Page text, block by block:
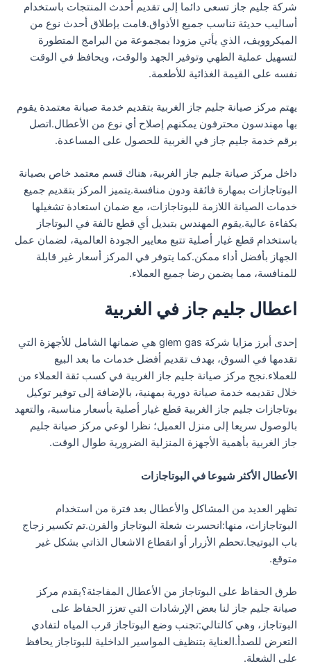
شركة جليم جاز تسعى دائما إلى تقديم أحدث المنتجات باستخدام
أساليب حديثة تناسب جميع الأذواق.قامت بإطلاق أحدث نوع من
الميكروويف، الذي يأتي مزودا بمجموعة من البرامج المتطورة
لتسهيل عملية الطهي وتوفير الجهد والوقت، ويحافظ في الوقت
نفسه على القيمة الغذائية للأطعمة.
يهتم مركز صيانة جليم جاز الغربية بتقديم خدمة صيانة معتمدة يقوم
بها مهندسون محترفون يمكنهم إصلاح أي نوع من الأعطال.اتصل
برقم خدمة جليم جاز في الغربية للحصول على المساعدة.
داخل مركز صيانة جليم جاز الغربية، هناك قسم معتمد خاص بصيانة
البوتاجازات بمهارة فائقة ودون منافسة.يتميز المركز بتقديم جميع
خدمات الصيانة اللازمة للبوتاجازات، مع ضمان استعادة تشغيلها
بكفاءة عالية.يقوم المهندس بتبديل أي قطع تالفة في البوتاجاز
باستخدام قطع غيار أصلية تتبع معايير الجودة العالمية، لضمان عمل
الجهاز بأفضل أداء ممكن.كما يتوفر في المركز أسعار غير قابلة
للمنافسة، مما يضمن رضا جميع العملاء.
اعطال جليم جاز في الغربية
إحدى أبرز مزايا شركة glem gas هي ضمانها الشامل للأجهزة التي
تقدمها في السوق، بهدف تقديم أفضل خدمات ما بعد البيع
للعملاء.نجح مركز صيانة جليم جاز الغربية في كسب ثقة العملاء من
خلال تقديمه خدمة صيانة دورية بمهنية، بالإضافة إلى توفير توكيل
بوتاجازات جليم جاز الغربية قطع غيار أصلية بأسعار مناسبة، والتعهد
بالوصول سريعا إلى منزل العميل؛ نظرا لوعي مركز صيانة جليم
جاز الغربية بأهمية الأجهزة المنزلية الضرورية طوال الوقت.
الأعطال الأكثر شيوعا في البوتاجازات
تظهر العديد من المشاكل والأعطال بعد فترة من استخدام
البوتاجازات، منها:انحسرت شعلة البوتاجاز والفرن.تم تكسير زجاج
باب البوتيجا.تحطم الأزرار أو انقطاع الاشعال الذاتي بشكل غير
متوقع.
طرق الحفاظ على البوتاجاز من الأعطال المفاجئة؟يقدم مركز
صيانة جليم جاز لنا بعض الإرشادات التي تعزز الحفاظ على
البوتاجاز، وهي كالتالي:تجنب وضع البوتاجاز قرب المياه لتفادي
التعرض للصدأ.العناية بتنظيف المواسير الداخلية للبوتاجاز يحافظ
على الشعلة.